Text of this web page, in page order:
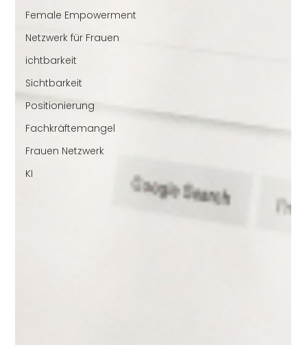
Female Empowerment
Netzwerk für Frauen
ichtbarkeit
Sichtbarkeit
Positionierung
Fachkräftemangel
Frauen Netzwerk
KI